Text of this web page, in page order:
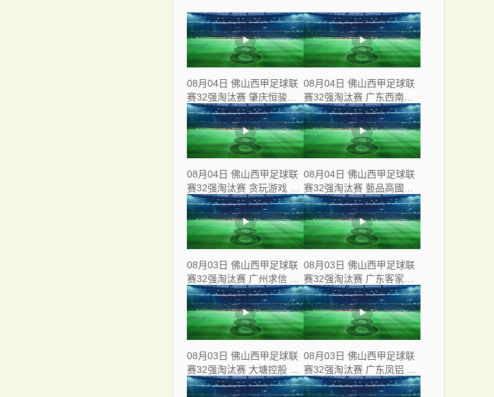
08月04日 佛山西甲足球联
赛32强淘汰赛 肇庆恒骏成
VS 三七互娱 全场录像
08月04日 佛山西甲足球联
赛32强淘汰赛 广东西南建
设 VS 香港圣徒 全场录像
08月04日 佛山西甲足球联
赛32强淘汰赛 贪玩游戏 VS
美的薪火 全场录像
08月04日 佛山西甲足球联
赛32强淘汰赛 藝品高國際
VS 湛江狂狼·粵辉能源 全
场录像
08月03日 佛山西甲足球联
赛32强淘汰赛 广州求信 VS
顺德新青年 全场录像
08月03日 佛山西甲足球联
赛32强淘汰赛 广东客家青
年 VS 广州英华思力U17 全
场录像
08月03日 佛山西甲足球联
赛32强淘汰赛 大塘控股 VS
茂名市点都得 全场录像
08月03日 佛山西甲足球联
赛32强淘汰赛 广东凤铝 VS
湛江八部科技 全场录像